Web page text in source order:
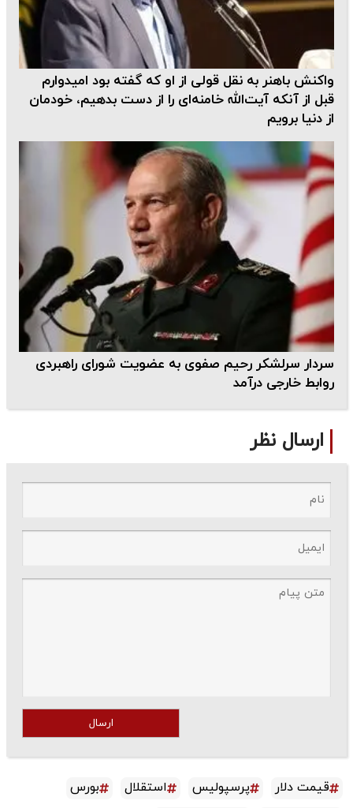
واکنش باهنر به نقل قولی از او که گفته بود امیدوارم‌
قبل از آنکه آیت‌الله خامنه‌ای را از دست بدهیم، خودمان
از دنیا برویم
سردار سرلشکر رحیم صفوی به عضویت شورای راهبردی
روابط خارجی درآمد
ارسال نظر
ارسال
قیمت دلار پرسپولیس استقلال
بورس